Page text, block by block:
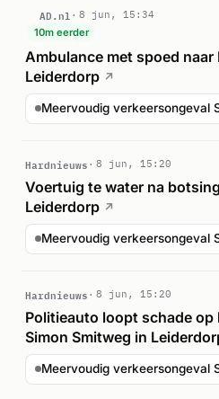
AD.nl
8 jun, 15:34
10m eerder
Ambulance met spoed naar
Leiderdorp ↗
Hardnieuws 8 jun, 15:20
Voertuig te water na
Leiderdorp ↗
Hardnieuws 8 jun, 15:20
Politieauto loopt schade op
Simon Smitweg in